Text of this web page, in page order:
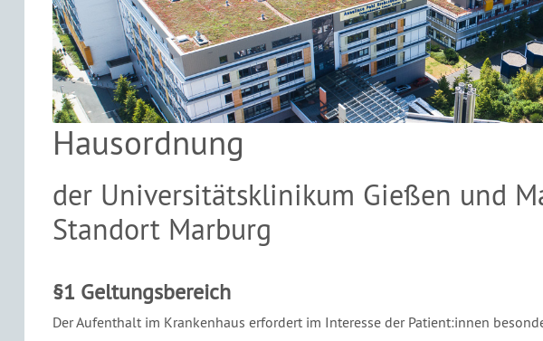
Hausordnung
der Universitätsklinikum Gießen und
Standort Marburg
§1 Geltungsbereich
Der Aufenthalt im Krankenhaus erfordert im Interesse der Patient:innen